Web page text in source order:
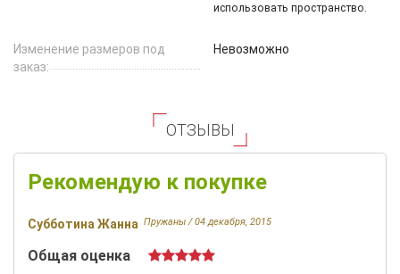
использовать пространство.
Изменение размеров под
заказ:
Невозможно
ОТЗЫВЫ
Рекомендую к покупке
Субботина Жанна Пружаны /04 декабря, 2015
Общая оценка